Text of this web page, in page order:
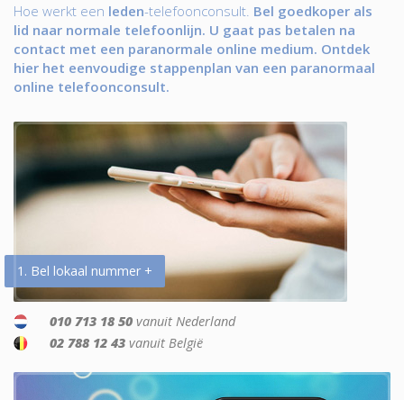
Hoe werkt een leden-telefoonconsult. Bel goedkoper als
lid naar normale telefoonlijn. U gaat pas betalen na
contact met een paranormale online medium. Ontdek
hier het eenvoudige stappenplan van een paranormaal
online telefoonconsult.
1. Bel lokaal nummer +
010 713 18 50 vanuit Nederland
02 788 12 43 vanuit België